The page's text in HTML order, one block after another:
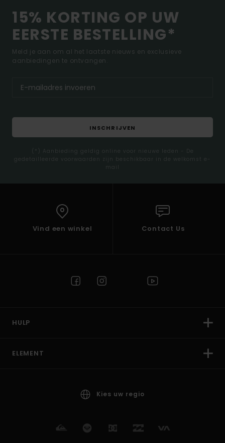
15% KORTING OP UW
EERSTE BESTELLING*
Meld je aan om al het laatste nieuws en exclusieve
aanbiedingen te ontvangen.
INSCHRIJVEN
(*) Aanbieding geldig online voor nieuwe leden - De
gedetailleerde voorwaarden zijn beschikbaar in de welkomst e-
mail
Vind een winkel Contact Us
HULP
ELEMENT
Kies uw regio